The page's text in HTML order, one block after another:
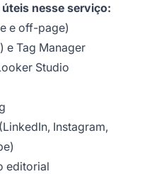
nesse serviço:
e off-page)
e Tag Manager
Studio
Instagram,
editorial